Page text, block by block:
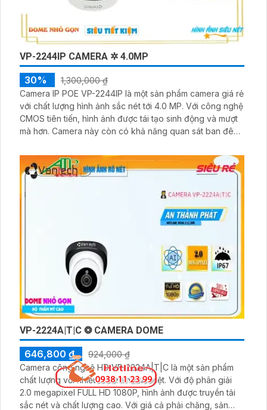
VP-2244IP CAMERA ✲ 4.0MP
30%
1,300,000 ₫
Camera IP POE VP-2244IP là một sản phẩm camera giá rẻ
với chất lượng hình ảnh sắc nét tới 4.0 MP. Với công nghệ
CMOS tiên tiến, hình ảnh được tái tạo sinh động và mượt
mà hơn. Camera này còn có khả năng quan sát ban đêm
VP-2224A|T|C ❂ CAMERA DOME
646,800 ₫
924,000 ₫
Camera công nghệ HD VP-2224A|T|C là một sản phẩm
chất lượng với nhiều tính năng ưu việt. Với độ phân giải
2.0 megapixel FULL HD 1080P, hình ảnh được truyền tải
sắc nét và chất lượng cao. Với giá cả phải chăng, sản